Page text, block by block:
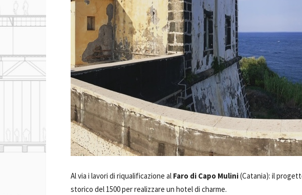
Al via i lavori di riqualificazione al Faro di Capo Mulini(Catania): il
storico del 1500 per realizzare un hotel di charme.